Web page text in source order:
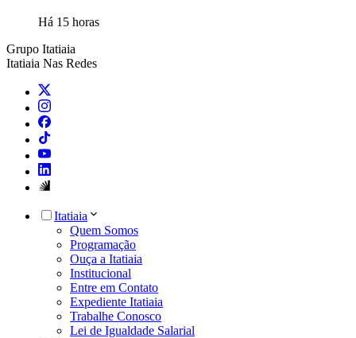
Há 15 horas
Grupo Itatiaia
Itatiaia Nas Redes
Itatiaia
Quem Somos
Programação
Ouça a Itatiaia
Institucional
Entre em Contato
Expediente Itatiaia
Trabalhe Conosco
Lei de Igualdade Salarial